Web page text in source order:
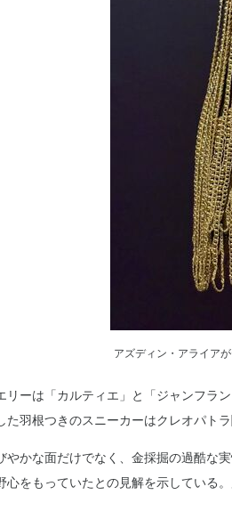
アズディン・アライア
ーは「カルティエ」と「ジャンフラ
た羽根つきのスニーカーはクレオパト
かな面だけでなく、金採掘の過酷な
心をもっていたとの見解を示している